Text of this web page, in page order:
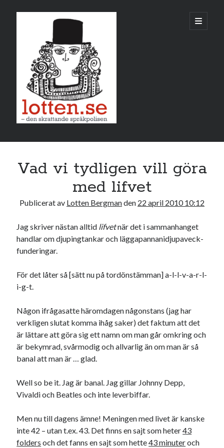
öppna
primär
Sidopanel
M T O T F L S
1 2 4
5 6 7 8 9 10 11
19 20 21 22 23 24 25
26 27 28
« mar maj »
Sök
Kategorier
Etiketter
Vad vi tydligen vill göra
med lifvet
Publicerat av Lotten Bergmanden 22 april 2010 10:12
Jag skriver nästan alltid lifvetnär det i sammanhanget
handlar om djupingtankar och läggapannanidjupaveck-
funderingar.
För det låter så [sätt nu på tordönstämman] a-l-l-v-a-r-l-
i-g-t.
Någon ifrågasatte häromdagen någonstans (jag har
verkligen slutat komma ihåg saker) det faktum att det
är lättare att göra sig ett namn om man går omkring och
är bekymrad, svårmodig och allvarlig än om man är så
banal att man är … glad.
Well so be it. Jag är banal. Jag gillar Johnny Depp,
Vivaldi och Beatles och inte leverbiffar.
Men nu till dagens ämne! Meningen med livet är kanske
inte 42 – utan t.ex. 43. Det finns en sajt som heter43
folders och det fanns en sajt som hette43 minuteroch